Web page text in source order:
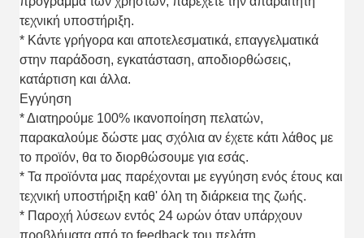
τεχνική υποστήριξη.
* Κάντε γρήγορα και αποτελεσματικά, επαγγελματικά
στην παράδοση, εγκατάσταση, αποδιορθώσεις,
κατάρτιση και άλλα.
Εγγύηση
* Διατηρούμε 100% ικανοποίηση πελατών,
παρακαλούμε δώστε μας σχόλια αν έχετε κάτι λάθος με
το προϊόν, θα το διορθώσουμε για εσάς.
* Τα προϊόντα μας παρέχονται με εγγύηση ενός έτους και
τεχνική υποστήριξη καθ' όλη τη διάρκεια της ζωής.
* Παροχή λύσεων εντός 24 ωρών όταν υπάρχουν
προβλήματα από το feedback του πελάτη.